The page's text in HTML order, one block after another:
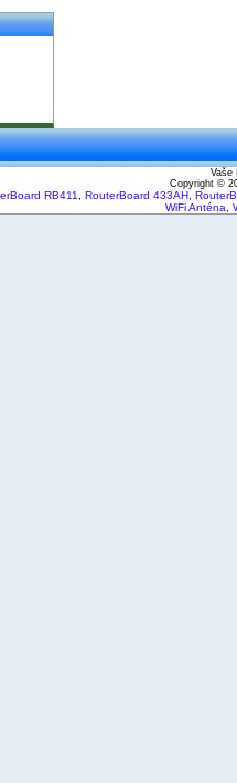
Vaše
Copyright ©
RB411 RouterBoard 433AH
WiFi Anténa